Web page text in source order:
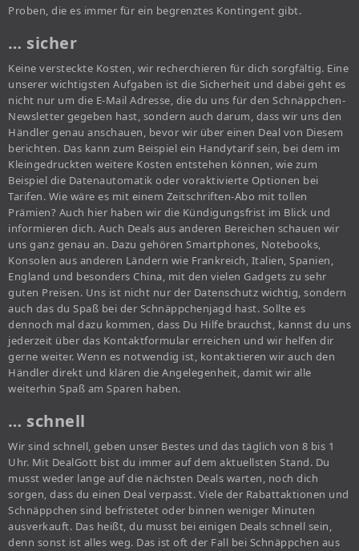
Proben, die es immer für ein begrenztes Kontingent gibt.
… sicher
Keine versteckte Kosten, wir recherchieren für dich sorgfältig. Eine
unserer wichtigsten Aufgaben ist die Sicherheit und dabei geht es
nicht nur um die E-Mail Adresse, die du uns für den Schnäppchen-
Newsletter gegeben hast, sondern auch darum, dass wir uns den
Händler genau anschauen, bevor wir über einen Deal von Diesem
berichten. Das kann zum Beispiel ein Handytarif sein, bei dem im
Kleingedruckten weitere Kosten entstehen können, wie zum
Beispiel die Datenautomatik oder voraktivierte Optionen bei
Tarifen. Wie wäre es mit einem Zeitschriften-Abo mit tollen
Prämien? Auch hier haben wir die Kündigungsfrist im Blick und
informieren dich. Auch Deals aus anderen Bereichen schauen wir
uns ganz genau an. Dazu gehören Smartphones, Notebooks,
Konsolen aus anderen Ländern wie Frankreich, Italien, Spanien,
England und besonders China, mit den vielen Gadgets zu sehr
guten Preisen. Uns ist nicht nur der Datenschutz wichtig, sondern
auch das du Spaß bei der Schnäppchenjagd hast. Sollte es
dennoch mal dazu kommen, dass Du Hilfe brauchst, kannst du uns
jederzeit über das Kontaktformular erreichen und wir helfen dir
gerne weiter. Wenn es notwendig ist, kontaktieren wir auch den
Händler direkt und klären die Angelegenheit, damit wir alle
weiterhin Spaß am Sparen haben.
… schnell
Wir sind schnell, geben unser Bestes und das täglich von 8 bis 1
Uhr. Mit DealGott bist du immer auf dem aktuellsten Stand. Du
musst weder lange auf die nächsten Deals warten, noch dich
sorgen, dass du einen Deal verpasst. Viele der Rabattaktionen und
Schnäppchen sind befristetet oder binnen weniger Minuten
ausverkauft. Das heißt, du musst bei einigen Deals schnell sein,
denn sonst ist alles weg. Das ist oft der Fall bei Schnäppchen aus